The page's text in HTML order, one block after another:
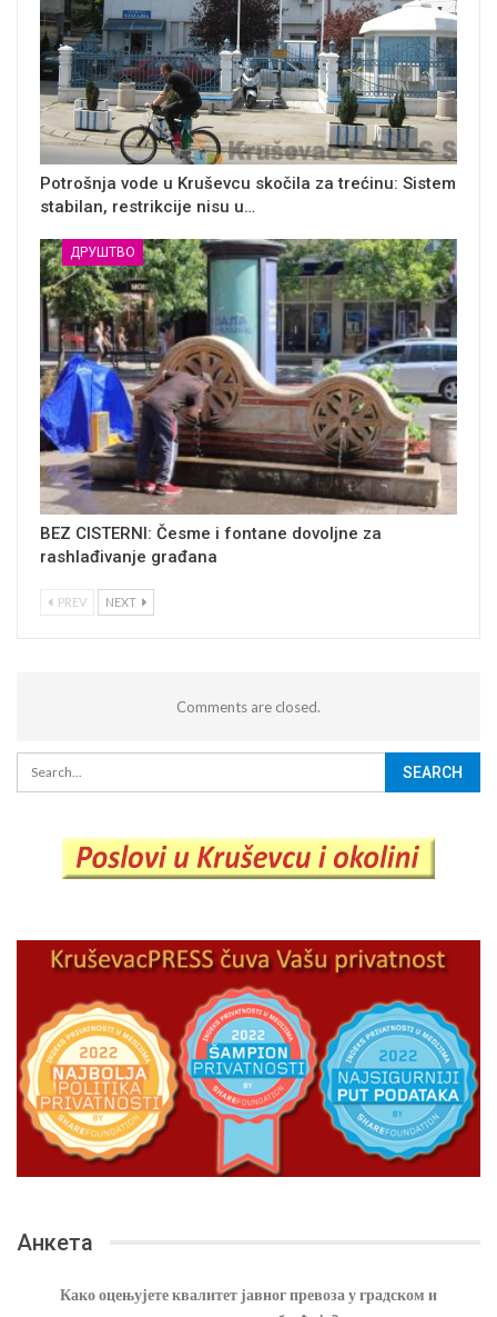
Potrošnja vode u Kruševcu skočila za trećinu: Sistem
stabilan, restrikcije nisu u…
ДРУШТВО
BEZ CISTERNI: Česme i fontane dovoljne za
rashlađivanje građana
PREV NEXT
Comments are closed.
Анкета
Како оцењујете квалитет јавног превоза у градском и